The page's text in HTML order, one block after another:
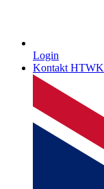
Login
Kontakt HTWK